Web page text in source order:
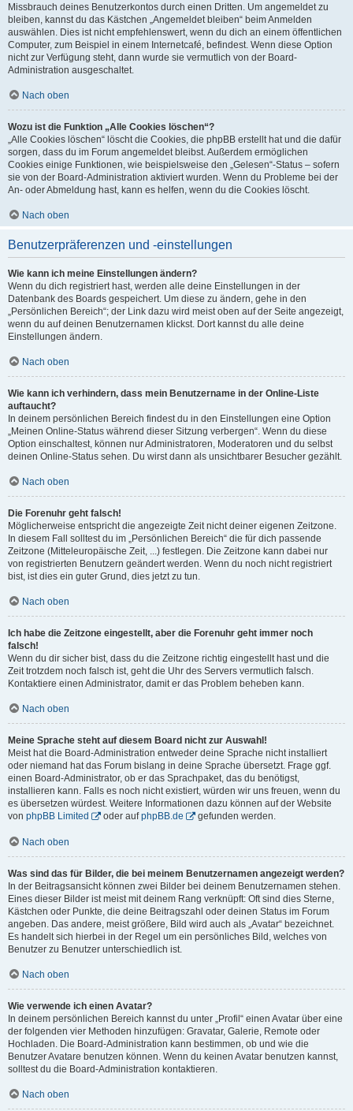
Missbrauch deines Benutzerkontos durch einen Dritten. Um angemeldet zu
bleiben, kannst du das Kästchen „Angemeldet bleiben“ beim Anmelden
auswählen. Dies ist nicht empfehlenswert, wenn du dich an einem öffentlichen
Computer, zum Beispiel in einem Internetcafé, befindest. Wenn diese Option
nicht zur Verfügung steht, dann wurde sie vermutlich von der Board-
Administration ausgeschaltet.
Nach oben
Wozu ist die Funktion „Alle Cookies löschen“?
„Alle Cookies löschen“ löscht die Cookies, die phpBB erstellt hat und die dafür
sorgen, dass du im Forum angemeldet bleibst. Außerdem ermöglichen
Cookies einige Funktionen, wie beispielsweise den „Gelesen“-Status – sofern
sie von der Board-Administration aktiviert wurden. Wenn du Probleme bei der
An- oder Abmeldung hast, kann es helfen, wenn du die Cookies löscht.
Nach oben
Benutzerpräferenzen und -einstellungen
Wie kann ich meine Einstellungen ändern?
Wenn du dich registriert hast, werden alle deine Einstellungen in der
Datenbank des Boards gespeichert. Um diese zu ändern, gehe in den
„Persönlichen Bereich“; der Link dazu wird meist oben auf der Seite angezeigt,
wenn du auf deinen Benutzernamen klickst. Dort kannst du alle deine
Einstellungen ändern.
Nach oben
Wie kann ich verhindern, dass mein Benutzername in der Online-Liste
auftaucht?
In deinem persönlichen Bereich findest du in den Einstellungen eine Option
„Meinen Online-Status während dieser Sitzung verbergen“. Wenn du diese
Option einschaltest, können nur Administratoren, Moderatoren und du selbst
deinen Online-Status sehen. Du wirst dann als unsichtbarer Besucher gezählt.
Nach oben
Die Forenuhr geht falsch!
Möglicherweise entspricht die angezeigte Zeit nicht deiner eigenen Zeitzone.
In diesem Fall solltest du im „Persönlichen Bereich“ die für dich passende
Zeitzone (Mitteleuropäische Zeit, ...) festlegen. Die Zeitzone kann dabei nur
von registrierten Benutzern geändert werden. Wenn du noch nicht registriert
bist, ist dies ein guter Grund, dies jetzt zu tun.
Nach oben
Ich habe die Zeitzone eingestellt, aber die Forenuhr geht immer noch
falsch!
Wenn du dir sicher bist, dass du die Zeitzone richtig eingestellt hast und die
Zeit trotzdem noch falsch ist, geht die Uhr des Servers vermutlich falsch.
Kontaktiere einen Administrator, damit er das Problem beheben kann.
Nach oben
Meine Sprache steht auf diesem Board nicht zur Auswahl!
Meist hat die Board-Administration entweder deine Sprache nicht installiert
oder niemand hat das Forum bislang in deine Sprache übersetzt. Frage ggf.
einen Board-Administrator, ob er das Sprachpaket, das du benötigst,
installieren kann. Falls es noch nicht existiert, würden wir uns freuen, wenn du
es übersetzen würdest. Weitere Informationen dazu können auf der Website
von phpBB Limited oder aufphpBB.de gefunden werden.
Nach oben
Was sind das für Bilder, die bei meinem Benutzernamen angezeigt werden?
In der Beitragsansicht können zwei Bilder bei deinem Benutzernamen stehen.
Eines dieser Bilder ist meist mit deinem Rang verknüpft: Oft sind dies Sterne,
Kästchen oder Punkte, die deine Beitragszahl oder deinen Status im Forum
angeben. Das andere, meist größere, Bild wird auch als „Avatar“ bezeichnet.
Es handelt sich hierbei in der Regel um ein persönliches Bild, welches von
Benutzer zu Benutzer unterschiedlich ist.
Nach oben
Wie verwende ich einen Avatar?
In deinem persönlichen Bereich kannst du unter „Profil“ einen Avatar über eine
der folgenden vier Methoden hinzufügen: Gravatar, Galerie, Remote oder
Hochladen. Die Board-Administration kann bestimmen, ob und wie die
Benutzer Avatare benutzen können. Wenn du keinen Avatar benutzen kannst,
solltest du die Board-Administration kontaktieren.
Nach oben